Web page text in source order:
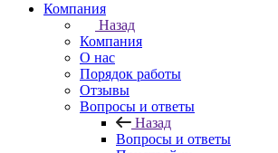
Компания
Назад
Компания
О нас
Порядок работы
Отзывы
Вопросы и ответы
Назад
Вопросы и ответы